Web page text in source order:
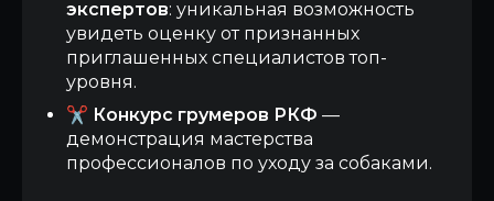
экспертов: уникальная возможность
увидеть оценку от признанных
приглашенных специалистов топ-
уровня.
✂️ Конкурс грумеров РКФ —
демонстрация мастерства
профессионалов по уходу за собаками.